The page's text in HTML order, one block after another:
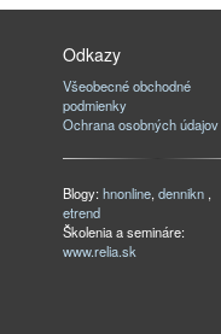
Odkazy
Všeobecné obchodné
podmienky
Ochrana osobných údajov
Blogy:hnonline,dennikn ,
etrend
Školenia a semináre:
www.relia.sk